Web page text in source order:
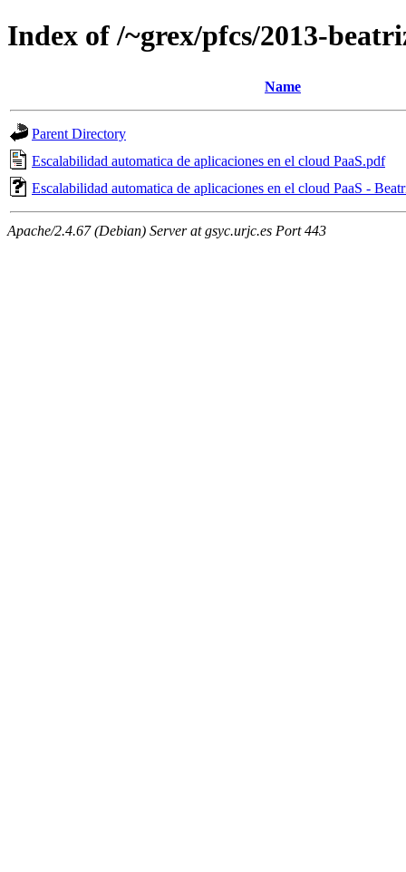
Index of /~grex/pfcs/2013-
Name
Parent Directory
Escalabilidad automatica de aplicaciones en el cloud PaaS.pdf
Escalabilidad automatica de aplicaciones en el cloud PaaS -
Apache/2.4.67 (Debian) Server at gsyc.urjc.es Port 443